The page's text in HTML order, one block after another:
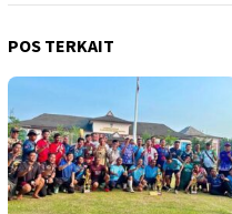
POS TERKAIT